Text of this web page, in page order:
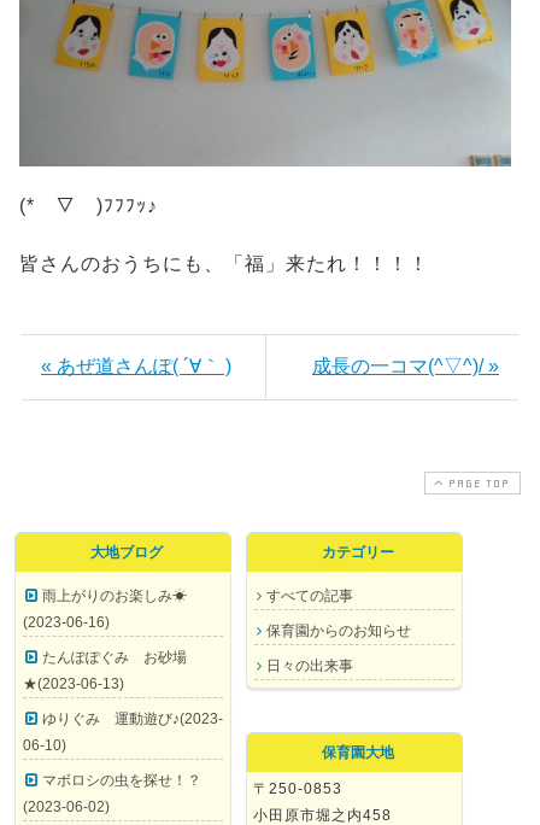
(*￣▽￣)ﾌﾌﾌｯ♪
皆さんのおうちにも、「福」来たれ！！！！
« あぜ道さんぽ( ´∀｀ ) 成長の一コマ(^▽^)/ »
PAGE TOP
大地ブログ
雨上がりのお楽しみ☀
(2023-06-16)
たんぽぽぐみ お砂場
★(2023-06-13)
ゆりぐみ 運動遊び♪(2023-
06-10)
マボロシの虫を探せ！？
(2023-06-02)
カテゴリー
すべての記事
保育園からのお知らせ
日々の出来事
保育園大地
〒250-0853
小田原市堀之内458